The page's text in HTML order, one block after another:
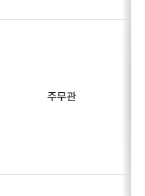
주무관